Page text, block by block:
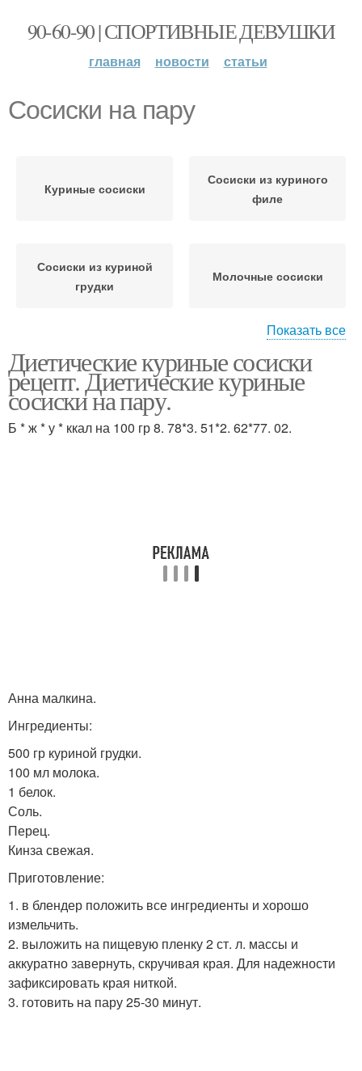
90-60-90 | СПОРТИВНЫЕ ДЕВУШКИ
главная новости статьи
Сосиски на пару
Куриные сосиски
Сосиски из куриного
филе
Сосиски из куриной
грудки
Молочные сосиски
Котлеты на пару
Показать все
Диетические куриные сосиски
рецепт. Диетические куриные
сосиски на пару.
Б * ж * у * ккал на 100 гр 8. 78*3. 51*2. 62*77. 02.
Анна малкина.
Ингредиенты:
500 гр куриной грудки.
100 мл молока.
1 белок.
Соль.
Перец.
Кинза свежая.
Приготовление:
1. в блендер положить все ингредиенты и хорошо
измельчить.
2. выложить на пищевую пленку 2 ст. л. массы и
аккуратно завернуть, скручивая края. Для надежности
зафиксировать края ниткой.
3. готовить на пару 25-30 минут.